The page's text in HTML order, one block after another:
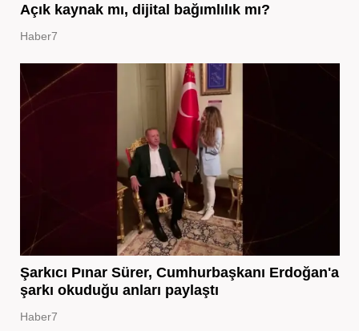
Açık kaynak mı, dijital bağımlılık mı?
Haber7
Şarkıcı Pınar Sürer, Cumhurbaşkanı Erdoğan'a
şarkı okuduğu anları paylaştı
Haber7